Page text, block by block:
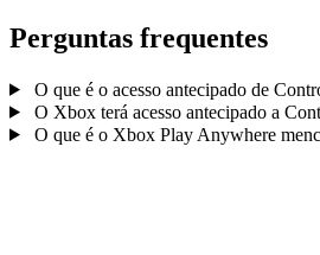
Perguntas frequentes
O que é o acesso antecipado de
O Xbox terá acesso antecipado a
O que é o Xbox Play Anywhere